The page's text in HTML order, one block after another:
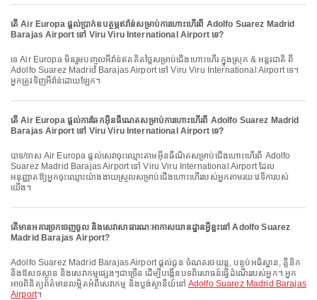
តើ Air Europa ផ្តល់ប្រាក់ឧបត្ថម្ភឥវ៉ាន់សម្រាប់ការហោះហើរពី Adolfo Suarez Madrid
Barajas Airport ទៅ Viru Viru International Airport ទេ?
ទេ Air Europa មិនរួមបញ្ចូលអីវ៉ាន់ឥតគិតថ្លៃសម្រាប់ជើងហោះហើរ ក្នុងស្រុក & អន្តរជាតិ ពី
Adolfo Suarez Madrid Barajas Airport ទៅ Viru Viru International Airport ទេ។
អ្នកត្រូវទិញអីវ៉ាន់ដោយឡែក។
តើ Air Europa ផ្តល់ការឆែកអ៊ីនធឺណេតសម្រាប់ការហោះហើរពី Adolfo Suarez Madrid
Barajas Airport ទៅ Viru Viru International Airport ទេ?
បាទ/ចាស Air Europa ផ្តល់សេវាចុះឈ្មោះតាមអ៊ីនធឺណិតសម្រាប់ជើងហោះហើរពី Adolfo
Suarez Madrid Barajas Airport ទៅ Viru Viru International Airport ដែល
អនុញ្ញាតឱ្យអ្នកចុះឈ្មោះយ៉ាងងាយស្រួលសម្រាប់ជើងហោះហើររបស់អ្នកតាមរយៈវេទិការបស់
យើង។
តើមានអគារច្រកចេញចូល និងសេវាសាធារណៈអាកាសយានដ្ឋានអ្វីខ្លះនៅ Adolfo Suarez
Madrid Barajas Airport?
Adolfo Suarez Madrid Barajas Airport ផ្តល់ជូន ចំណតរថយន្ត, បន្ទប់អធិស្ឋាន, គ្លីនិក
និងឱសថស្ថាន និងសេវាកម្មផ្សេងៗជាច្រើន ដើម្បីបង្កើនបទពិសោធន៍ធ្វើដំណើររបស់អ្នក។ អ្នក
អាចពិនិត្យព័ត៌មានលម្អិតអំពីសេវាកម្ម និងប្លង់ស្ថានីយ៍នៅ Adolfo Suarez Madrid Barajas
Airport។